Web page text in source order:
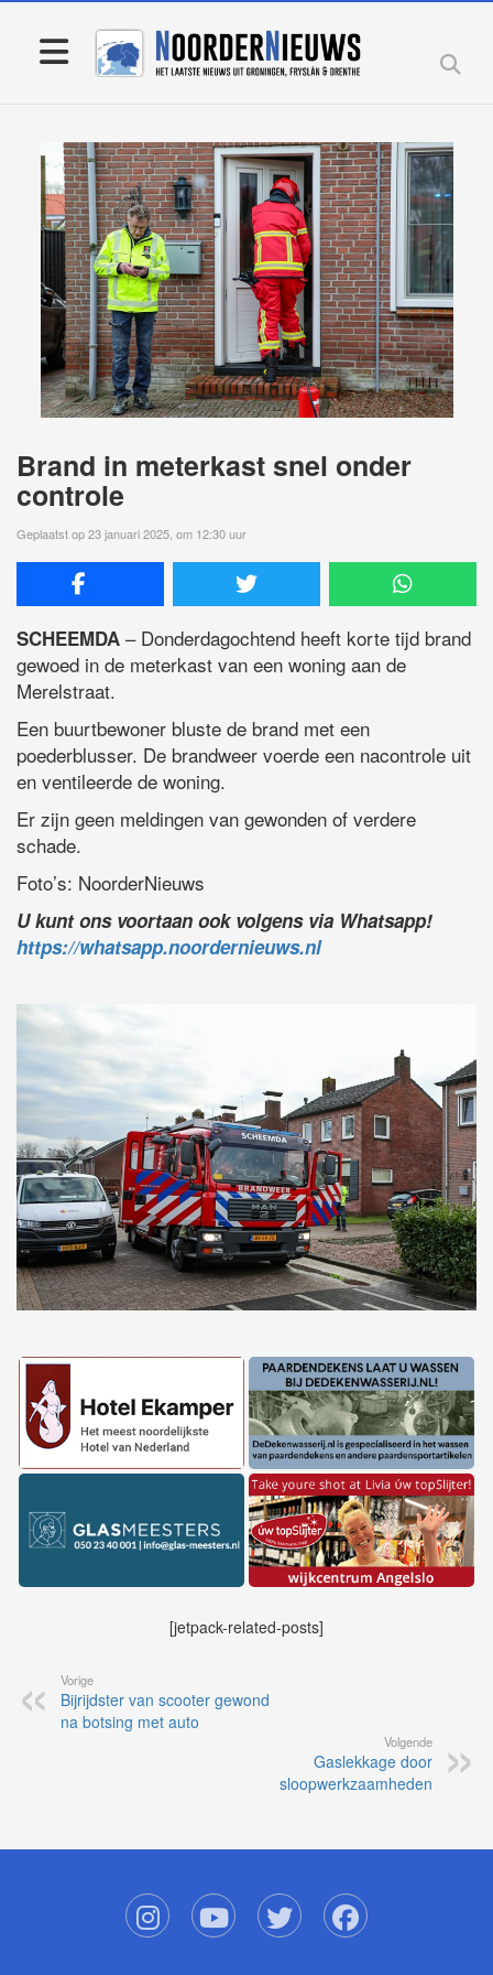
Brand in meterkast snel onder
controle
Geplaatst op 23 januari 2025, om 12:30 uur
SCHEEMDA – Donderdagochtend heeft korte tijd brand
gewoed in de meterkast van een woning aan de
Merelstraat.
Een buurtbewoner bluste de brand met een
poederblusser. De brandweer voerde een nacontrole uit
en ventileerde de woning.
Er zijn geen meldingen van gewonden of verdere
schade.
Foto’s: NoorderNieuws
U kunt ons voortaan ook volgens via Whatsapp!
https://whatsapp.noordernieuws.nl
[jetpack-related-posts]
Vorige
Bijrijdster van scooter gewond
na botsing met auto
Volgende
Gaslekkage door
sloopwerkzaamheden